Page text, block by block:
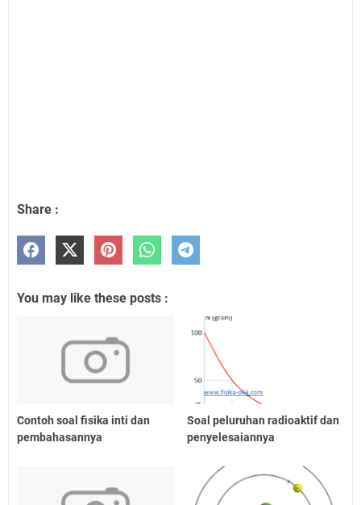
Share :
You may like these posts :
Contoh soal fisika inti dan
pembahasannya
Soal peluruhan radioaktif dan
penyelesaiannya